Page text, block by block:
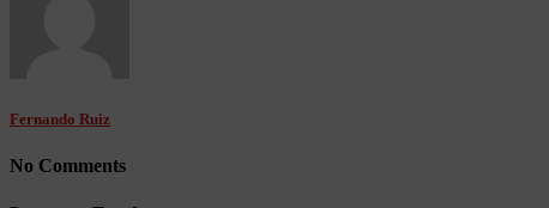
Fernando Ruiz
No Comments